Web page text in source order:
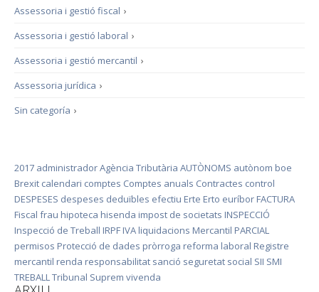
›
Assessoria i gestió fiscal
›
Assessoria i gestió laboral
›
Assessoria i gestió mercantil
›
Assessoria jurídica
›
Sin categoría
2017 administradorAgència Tributària AUTÒNOMS autònom boe
Brexit calendari comptes Comptes anuals Contractes control
DESPESES despeses deduïbles efectiu Erte Erto euríbor FACTURA
Fiscal frau hipoteca hisenda impost de societats INSPECCIÓ
Inspecció de Treball IRPF IVA liquidacions Mercantil PARCIAL
permisos Protecció de dades pròrroga reforma laboral Registre
mercantil renda responsabilitat sanció seguretat social SII SMI
TREBALLTribunal Suprem vivenda